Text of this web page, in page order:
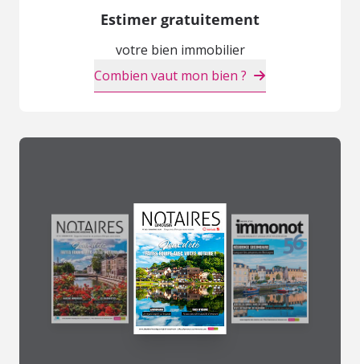
Estimer gratuitement
votre bien immobilier
Combien vaut mon bien ?